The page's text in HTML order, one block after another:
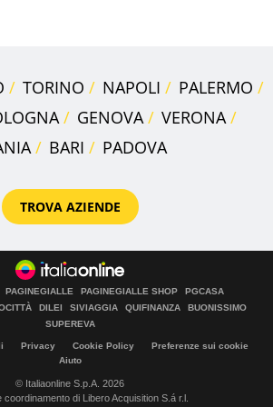
TORINO NAPOLI
PALERMO
GENOVA
VERONA
BARI PADOVA
TROVA AZIENDE
PAGINEGIALLE PAGINEGIALLE SHOP
PGCASA
DILEI SIVIAGGIA QUIFINANZA
BUONISSIMO
SUPEREVA
Privacy Cookie Policy
Preferenze sui cookie
Aiuto
© Italiaonline S.p.A. 2026
coordinamento di Libero Acquisition S.á r.l.